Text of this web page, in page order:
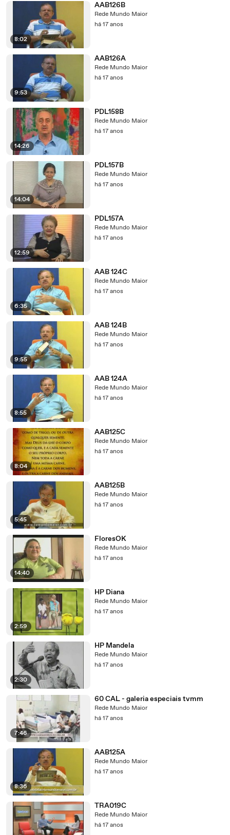
8:02
AAB126B
Rede Mundo Maior
há 17 anos
9:53
AAB126A
Rede Mundo Maior
há 17 anos
14:26
PDL158B
Rede Mundo Maior
há 17 anos
14:04
PDL157B
Rede Mundo Maior
há 17 anos
12:59
PDL157A
Rede Mundo Maior
há 17 anos
6:35
AAB 124C
Rede Mundo Maior
há 17 anos
9:55
AAB 124B
Rede Mundo Maior
há 17 anos
8:55
AAB 124A
Rede Mundo Maior
há 17 anos
8:04
AAB125C
Rede Mundo Maior
há 17 anos
5:45
AAB125B
Rede Mundo Maior
há 17 anos
14:40
FloresOK
Rede Mundo Maior
há 17 anos
2:59
HP Diana
Rede Mundo Maior
há 17 anos
2:30
HP Mandela
Rede Mundo Maior
há 17 anos
7:46
60 CAL - galeria especiais tvmm
Rede Mundo Maior
há 17 anos
8:36
AAB125A
Rede Mundo Maior
há 17 anos
TRA019C
Rede Mundo Maior
há 17 anos